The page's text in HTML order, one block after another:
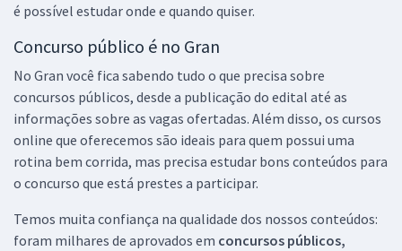
é possível estudar onde e quando quiser.
Concurso público é no Gran
No Gran você fica sabendo tudo o que precisa sobre
concursos públicos, desde a publicação do edital até as
informações sobre as vagas ofertadas. Além disso, os cursos
online que oferecemos são ideais para quem possui uma
rotina bem corrida, mas precisa estudar bons conteúdos para
o concurso que está prestes a participar.
Temos muita confiança na qualidade dos nossos conteúdos:
foram milhares de aprovados em concursos públicos,